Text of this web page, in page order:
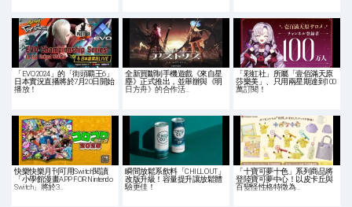
「EVO 2024」的「街頭覇王6」
日本實況直播將於7月20日開始
播放！
全新買斷制手機遊戲《來自星
塵》正式推出，並舉辦與《明
日方舟》的合作活…
「彩虹社」所屬「壹佰滿天原
莎樂美」、只用兩星期達到100
萬訂閱！
快樂快樂月刊可用Switch閱讀
「小學館漫畫APP FOR Nintendo
Switch」將於3…
瞬間放鬆系飲料「CHILL OUT」
改版升級！容量提升讓放鬆體
驗更佳！
「十寶可夢十色」系列商品將
登陸寶可夢中心！以皮卡丘與
百變怪性格特徵為…